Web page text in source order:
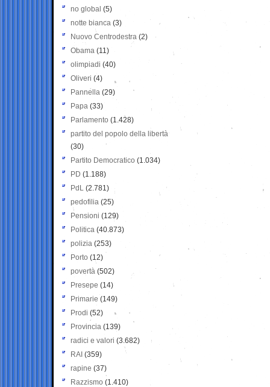
no global (5)
notte bianca (3)
Nuovo Centrodestra (2)
Obama (11)
olimpiadi (40)
Oliveri (4)
Pannella (29)
Papa (33)
Parlamento (1.428)
partito del popolo della libertà
(30)
Partito Democratico (1.034)
PD (1.188)
PdL (2.781)
pedofilia (25)
Pensioni (129)
Politica (40.873)
polizia (253)
Porto (12)
povertà (502)
Presepe (14)
Primarie (149)
Prodi (52)
Provincia (139)
radici e valori (3.682)
RAI (359)
rapine (37)
Razzismo (1.410)